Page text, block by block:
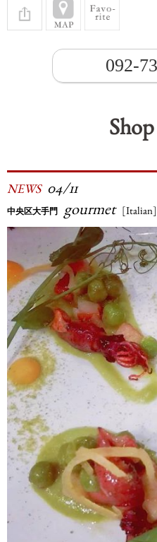
092-
NEWS 04/11
中央区大手門 gourmet [Italian]